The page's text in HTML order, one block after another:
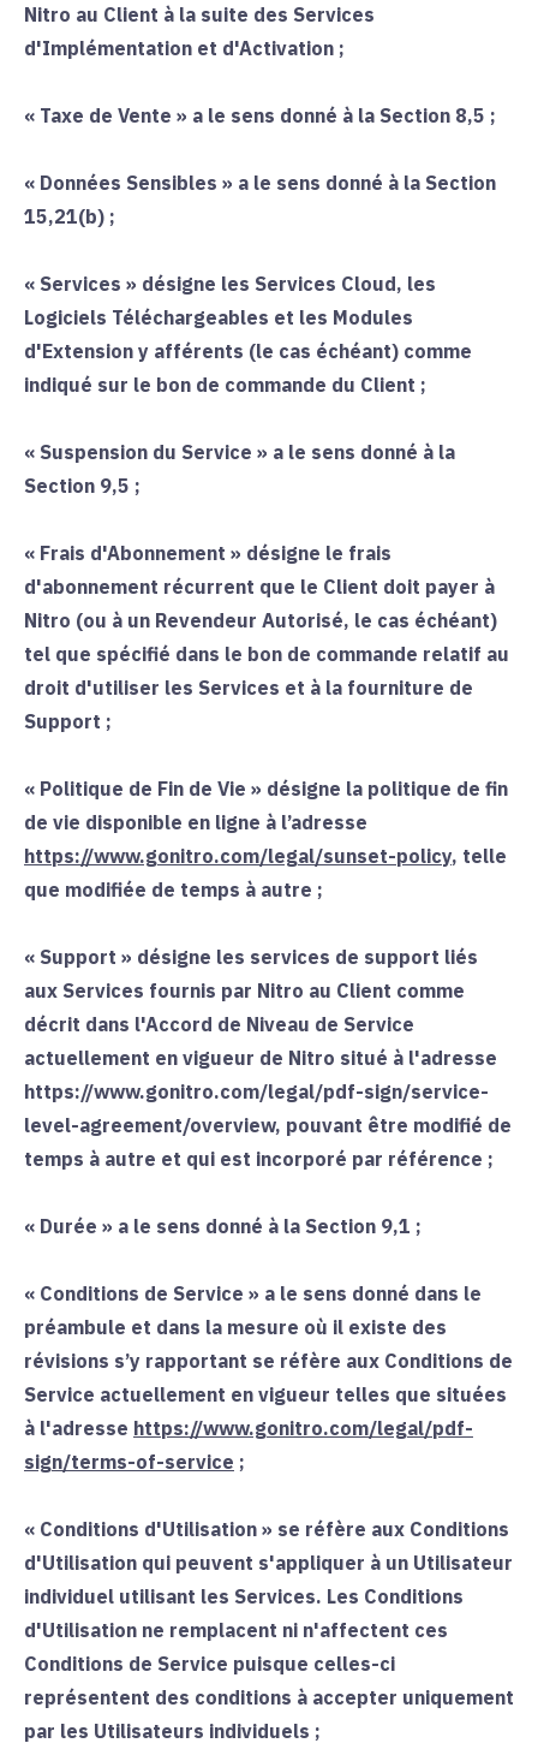
Nitro au Client à la suite des Services
d'Implémentation et d'Activation ;
« Taxe de Vente » a le sens donné à la Section 8,5 ;
« Données Sensibles » a le sens donné à la Section
15,21(b) ;
« Services » désigne les Services Cloud, les
Logiciels Téléchargeables et les Modules
d'Extension y afférents (le cas échéant) comme
indiqué sur le bon de commande du Client ;
« Suspension du Service » a le sens donné à la
Section 9,5 ;
« Frais d'Abonnement » désigne le frais
d'abonnement récurrent que le Client doit payer à
Nitro (ou à un Revendeur Autorisé, le cas échéant)
tel que spécifié dans le bon de commande relatif au
droit d'utiliser les Services et à la fourniture de
Support ;
« Politique de Fin de Vie » désigne la politique de fin
de vie disponible en ligne à l’adresse
https://www.gonitro.com/legal/sunset-policy, telle
que modifiée de temps à autre ;
« Support » désigne les services de support liés
aux Services fournis par Nitro au Client comme
décrit dans l'Accord de Niveau de Service
actuellement en vigueur de Nitro situé à l'adresse
https://www.gonitro.com/legal/pdf-sign/service-
level-agreement/overview, pouvant être modifié de
temps à autre et qui est incorporé par référence ;
« Durée » a le sens donné à la Section 9,1 ;
« Conditions de Service » a le sens donné dans le
préambule et dans la mesure où il existe des
révisions s’y rapportant se réfère aux Conditions de
Service actuellement en vigueur telles que situées
à l'adresse https://www.gonitro.com/legal/pdf-
sign/terms-of-service ;
« Conditions d'Utilisation » se réfère aux Conditions
d'Utilisation qui peuvent s'appliquer à un Utilisateur
individuel utilisant les Services. Les Conditions
d'Utilisation ne remplacent ni n'affectent ces
Conditions de Service puisque celles-ci
représentent des conditions à accepter uniquement
par les Utilisateurs individuels ;